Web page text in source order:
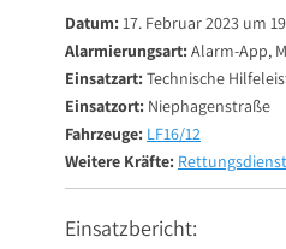
Datum: 17. Februar 2023 um
Alarmierungsart: Alarm-App,
Einsatzart: Technische
Einsatzort: Niephagenstraße
Fahrzeuge: LF16/12
Weitere Kräfte:
Einsatzbericht: